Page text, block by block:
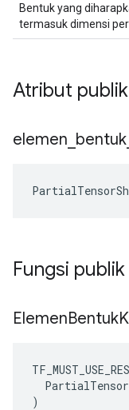
Bentuk yang
termasuk dimensi
Atribut publik
elemen bentuk
Fungsi publik
ElemenBentuk
)